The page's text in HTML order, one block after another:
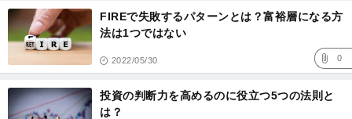
FIREで失敗するパターンとは？富裕層になる方
法は1つではない
2022/05/30 0
投資の判断力を高めるのに役立つ5つの法則と
は？